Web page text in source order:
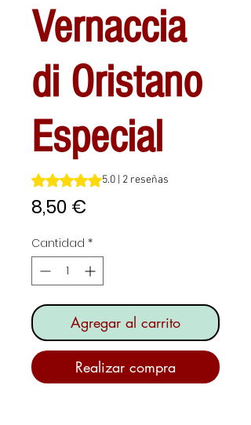
Vernaccia
di Oristano
Especial
Según 2 reseñas, la calificación es de
5.0 | 2 reseñas
8,50 €
Cantidad *
Agregar al carrito
Realizar compra